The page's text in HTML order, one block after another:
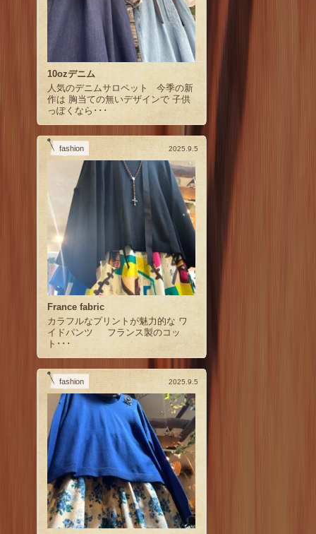
10ozデニム
人気のデニムサロペット 今季の新
作は 胸当ての無いデザインで 子供
っぽくなら･･･
fashion 2025.9.5
France fabric
カラフルなプリントが魅力的な ワ
イドパンツ フランス製のコッ
ト･･･
fashion 2025.9.5